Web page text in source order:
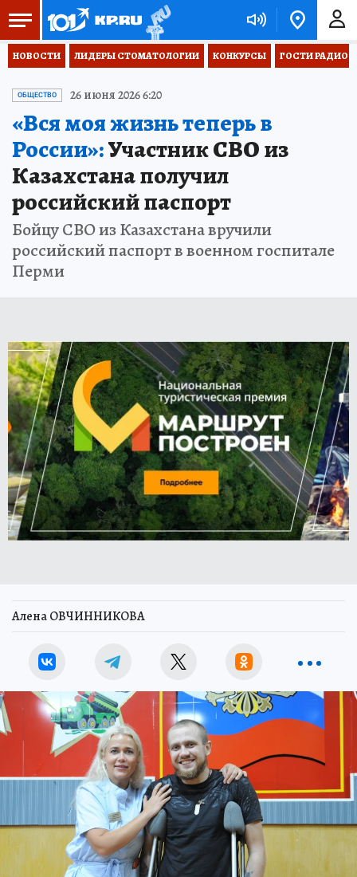
НОВОСТИ ЛИДЕРЫ СТОМАТОЛОГИИ КОНКУРСЫ ГОСТИ РАДИО
ОБЩЕСТВО 26 июня 2026 6:20
«Вся моя жизнь теперь в
России»:Участник СВО из
Казахстана получил
российский паспорт
Бойцу СВО из Казахстана вручили
российский паспорт в военном госпитале
Перми
Алена ОВЧИННИКОВА